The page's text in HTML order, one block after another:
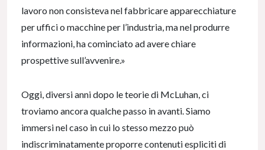
lavoro non consisteva nel fabbricare apparecchiature
per uffici o macchine per l’industria, ma nel produrre
informazioni, ha cominciato ad avere chiare
prospettive sull’avvenire.»
Oggi, diversi anni dopo le teorie di McLuhan, ci
troviamo ancora qualche passo in avanti. Siamo
immersi nel caso in cui lo stesso mezzo può
indiscriminatamente proporre contenuti espliciti di